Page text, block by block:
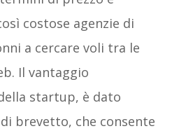
costose agenzie di
a cercare voli tra le
Il vantaggio
startup, è dato
brevetto, che consente